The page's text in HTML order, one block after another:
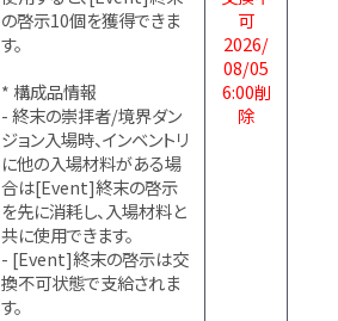
の啓示10個を獲得できま
す。
* 構成品情報
- 終末の崇拝者/境界ダン
ジョン入場時、インベントリ
に他の入場材料がある場
合は[Event]終末の啓示
を先に消耗し、入場材料と
共に使用できます。
- [Event]終末の啓示は交
換不可状態で支給されま
す。
可
2026/
08/05
6:00削
除